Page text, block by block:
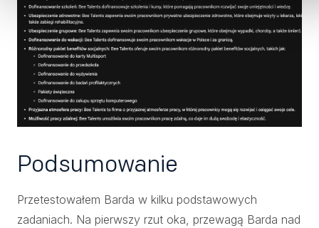
Podsumowanie
Przetestowałem Barda w kilku podstawowych
zadaniach. Na pierwszy rzut oka, przewagą Barda nad